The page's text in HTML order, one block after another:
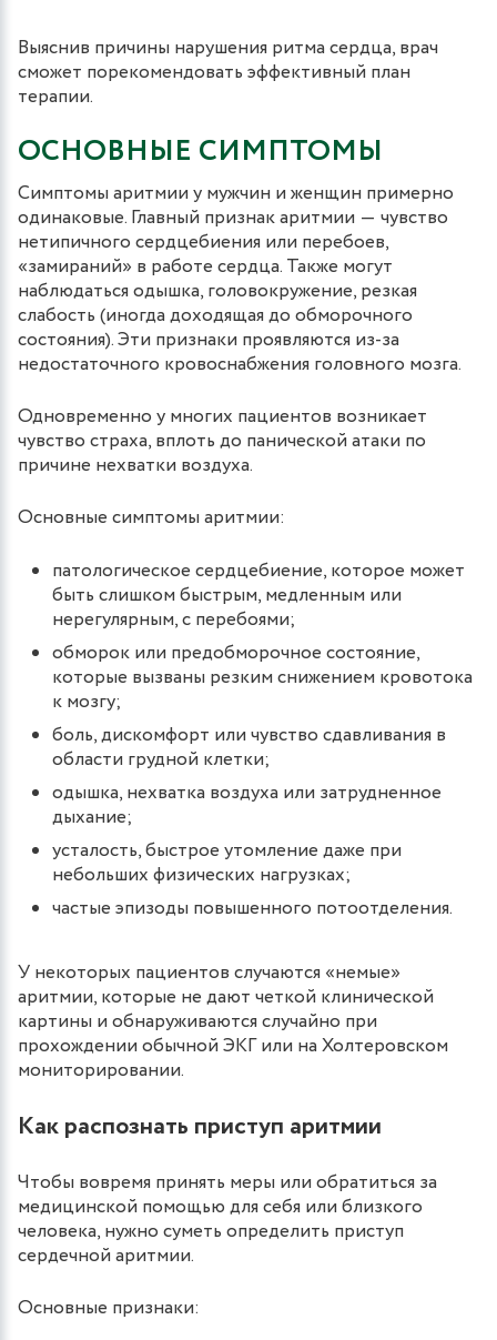
Выяснив причины нарушения ритма сердца, врач
сможет порекомендовать эффективный план
терапии.
ОСНОВНЫЕ СИМПТОМЫ
Симптомы аритмии у мужчин и женщин примерно
одинаковые. Главный признак аритмии ― чувство
нетипичного сердцебиения или перебоев,
«замираний» в работе сердца. Также могут
наблюдаться одышка, головокружение, резкая
слабость (иногда доходящая до обморочного
состояния). Эти признаки проявляются из-за
недостаточного кровоснабжения головного мозга.
Одновременно у многих пациентов возникает
чувство страха, вплоть до панической атаки по
причине нехватки воздуха.
Основные симптомы аритмии:
патологическое сердцебиение, которое может
быть слишком быстрым, медленным или
нерегулярным, с перебоями;
обморок или предобморочное состояние,
которые вызваны резким снижением кровотока
к мозгу;
боль, дискомфорт или чувство сдавливания в
области грудной клетки;
одышка, нехватка воздуха или затрудненное
дыхание;
усталость, быстрое утомление даже при
небольших физических нагрузках;
частые эпизоды повышенного потоотделения.
У некоторых пациентов случаются «немые»
аритмии, которые не дают четкой клинической
картины и обнаруживаются случайно при
прохождении обычной ЭКГ или на Холтеровском
мониторировании.
Как распознать приступ аритмии
Чтобы вовремя принять меры или обратиться за
медицинской помощью для себя или близкого
человека, нужно суметь определить приступ
сердечной аритмии.
Основные признаки: